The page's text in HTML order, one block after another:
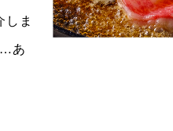
しま
あ